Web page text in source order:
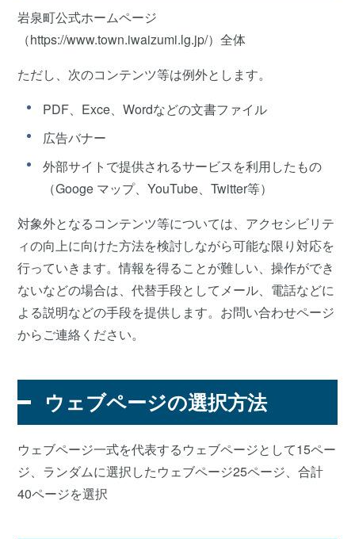
岩泉町公式ホームページ
（https://www.town.iwaizumi.lg.jp/）全体
ただし、次のコンテンツ等は例外とします。
PDF、Exce、Wordなどの文書ファイル
広告バナー
外部サイトで提供されるサービスを利用したもの
（Googe マップ、YouTube、Twitter等）
対象外となるコンテンツ等については、アクセシビリテ
ィの向上に向けた方法を検討しながら可能な限り対応を
行っていきます。情報を得ることが難しい、操作ができ
ないなどの場合は、代替手段としてメール、電話などに
よる説明などの手段を提供します。お問い合わせページ
からご連絡ください。
ウェブページの選択方法
ウェブページ一式を代表するウェブページとして15ペー
ジ、ランダムに選択したウェブページ25ページ、合計
40ページを選択